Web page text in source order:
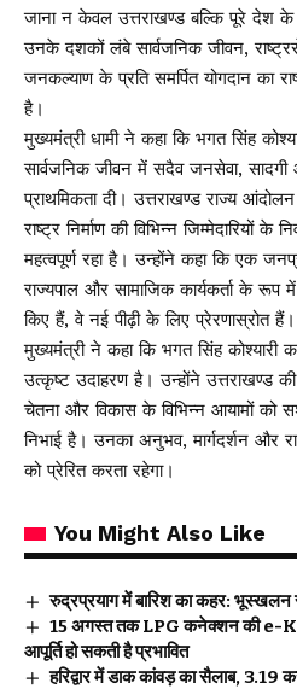
जाना न केवल उत्तराखण्ड बल्कि पूरे देश के
उनके दशकों लंबे सार्वजनिक जीवन,
जनकल्याण के प्रति समर्पित योगदान का
है।
मुख्यमंत्री धामी ने कहा कि भगत सिंह
सार्वजनिक जीवन में सदैव जनसेवा, सादगी
प्राथमिकता दी। उत्तराखण्ड राज्य
राष्ट्र निर्माण की विभिन्न जिम्मेदारियों के
महत्वपूर्ण रहा है। उन्होंने कहा कि एक
राज्यपाल और सामाजिक कार्यकर्ता के रूप
किए हैं, वे नई पीढ़ी के लिए प्रेरणास्रोत हैं।
मुख्यमंत्री ने कहा कि भगत सिंह कोश्यारी
उत्कृष्ट उदाहरण है। उन्होंने उत्तराखण्ड
चेतना और विकास के विभिन्न आयामों को
निभाई है। उनका अनुभव, मार्गदर्शन और
को प्रेरित करता रहेगा।
You Might Also Like
रुद्रप्रयाग में बारिश का कहर: भूस्खलन
15 अगस्त तक LPG कनेक्शन की e-
आपूर्ति हो सकती है प्रभावित
हरिद्वार में डाक कांवड़ का सैलाब,